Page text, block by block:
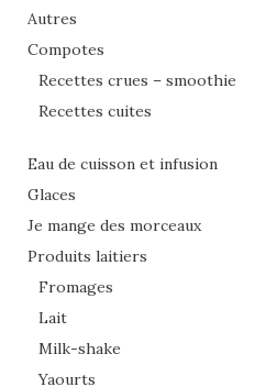
Autres
Compotes
Recettes crues – smoothie
Recettes cuites
Eau de cuisson et infusion
Glaces
Je mange des morceaux
Produits laitiers
Fromages
Lait
Milk-shake
Yaourts